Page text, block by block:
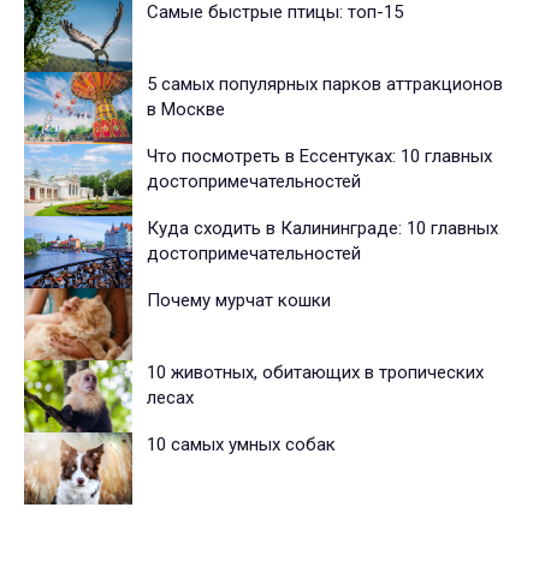
Самые быстрые птицы: топ-15
5 самых популярных парков аттракционов
в Москве
Что посмотреть в Ессентуках: 10 главных
достопримечательностей
Куда сходить в Калининграде: 10 главных
достопримечательностей
Почему мурчат кошки
10 животных, обитающих в тропических
лесах
10 самых умных собак